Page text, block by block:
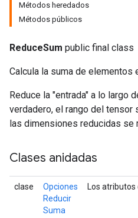
Métodos heredados
Métodos públicos
ReduceSum public final class
Calcula la suma de elementos
Reduce la "entrada" a lo largo
verdadero, el rango del tensor
las dimensiones reducidas se
Clases anidadas
clase
Opciones
Reducir
Suma
Los atributos